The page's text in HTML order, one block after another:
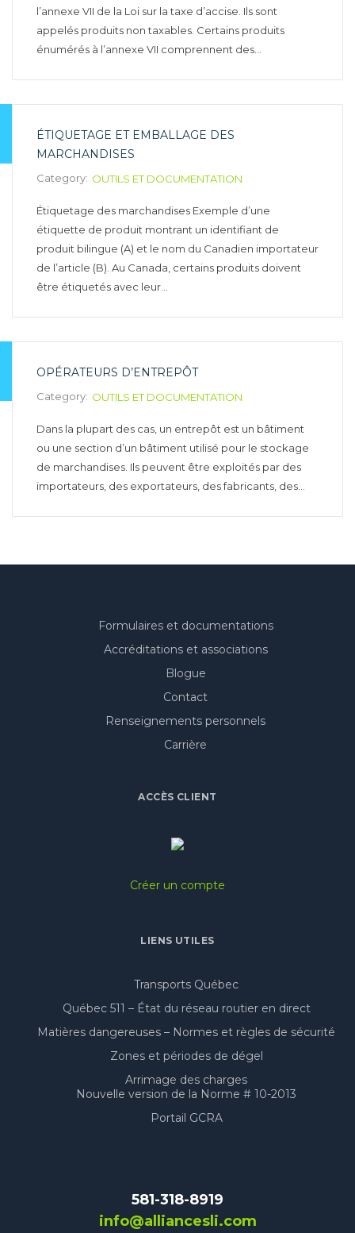
l’annexe VII de la Loi sur la taxe d’accise. Ils sont
appelés produits non taxables. Certains produits
énumérés à l’annexe VII comprennent des…
ÉTIQUETAGE ET EMBALLAGE DES
MARCHANDISES
Category: OUTILS ET DOCUMENTATION
Étiquetage des marchandises Exemple d’une
étiquette de produit montrant un identifiant de
produit bilingue (A) et le nom du Canadien importateur
de l’article (B). Au Canada, certains produits doivent
être étiquetés avec leur…
OPÉRATEURS D’ENTREPÔT
Category: OUTILS ET DOCUMENTATION
Dans la plupart des cas, un entrepôt est un bâtiment
ou une section d’un bâtiment utilisé pour le stockage
de marchandises. Ils peuvent être exploités par des
importateurs, des exportateurs, des fabricants, des…
Formulaires et documentations
Accréditations et associations
Blogue
Contact
Renseignements personnels
Carrière
ACCÈS CLIENT
Créer un compte
LIENS UTILES
Transports Québec
Québec 511 – État du réseau routier en direct
Matières dangereuses – Normes et règles de sécurité
Zones et périodes de dégel
Arrimage des charges
Nouvelle version de la Norme # 10-2013
Portail GCRA
581-318-8919
info@alliancesli.com